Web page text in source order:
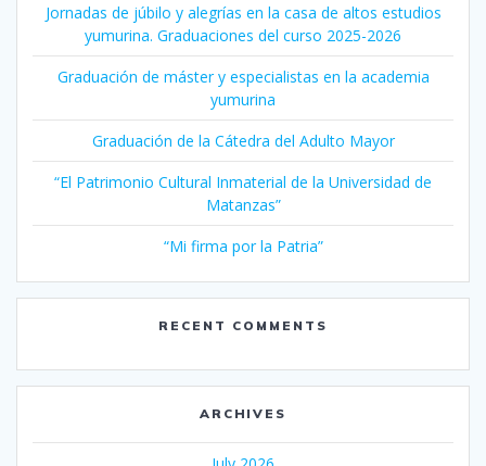
Jornadas de júbilo y alegrías en la casa de altos estudios
yumurina. Graduaciones del curso 2025-2026
Graduación de máster y especialistas en la academia
yumurina
Graduación de la Cátedra del Adulto Mayor
“El Patrimonio Cultural Inmaterial de la Universidad de
Matanzas”
“Mi firma por la Patria”
RECENT COMMENTS
ARCHIVES